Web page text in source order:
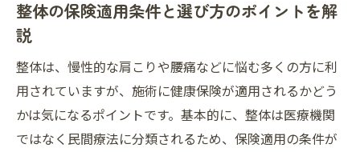
整体の保険適用条件と選び方のポイントを解
説
整体は、慢性的な肩こりや腰痛などに悩む多くの方に利
用されていますが、施術に健康保険が適用されるかどう
かは気になるポイントです。基本的に、整体は医療機関
ではなく民間療法に分類されるため、保険適用の条件が